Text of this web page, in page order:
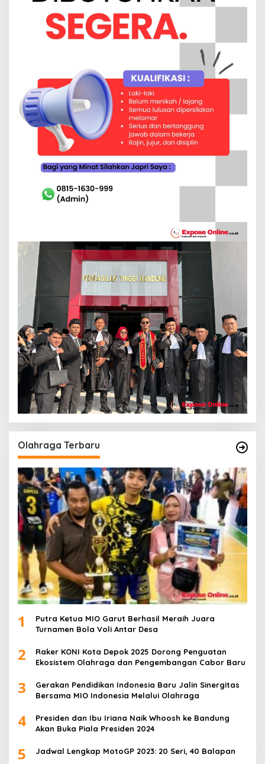
Olahraga Terbaru
1
Putra Ketua MIO Garut Berhasil Meraih Juara
Turnamen Bola Voli Antar Desa
2
Raker KONI Kota Depok 2025 Dorong Penguatan
Ekosistem Olahraga dan Pengembangan Cabor Baru
3
Gerakan Pendidikan Indonesia Baru Jalin Sinergitas
Bersama MIO Indonesia Melalui Olahraga
4
Presiden dan Ibu Iriana Naik Whoosh ke Bandung
Akan Buka Piala Presiden 2024
5 Jadwal Lengkap MotoGP 2023: 20 Seri, 40 Balapan